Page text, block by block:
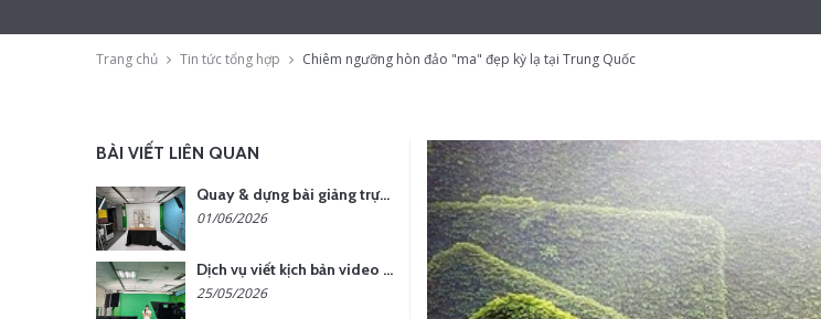
Trang chủ Tin tức tổng hợp Chiêm ngưỡng hòn đảo "ma" đẹp kỳ lạ tại Trung Quốc
BÀI VIẾT LIÊN QUAN
Quay & dựng bài giảng trực tuyến – Xu hướng đào tạo thời đại số
01/06/2026
Dịch vụ viết kịch bản video – Bước quan trọng quyết định thành công nội dung
25/05/2026